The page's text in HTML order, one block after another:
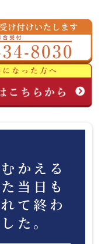
かえる
当日も
て終わ
た。